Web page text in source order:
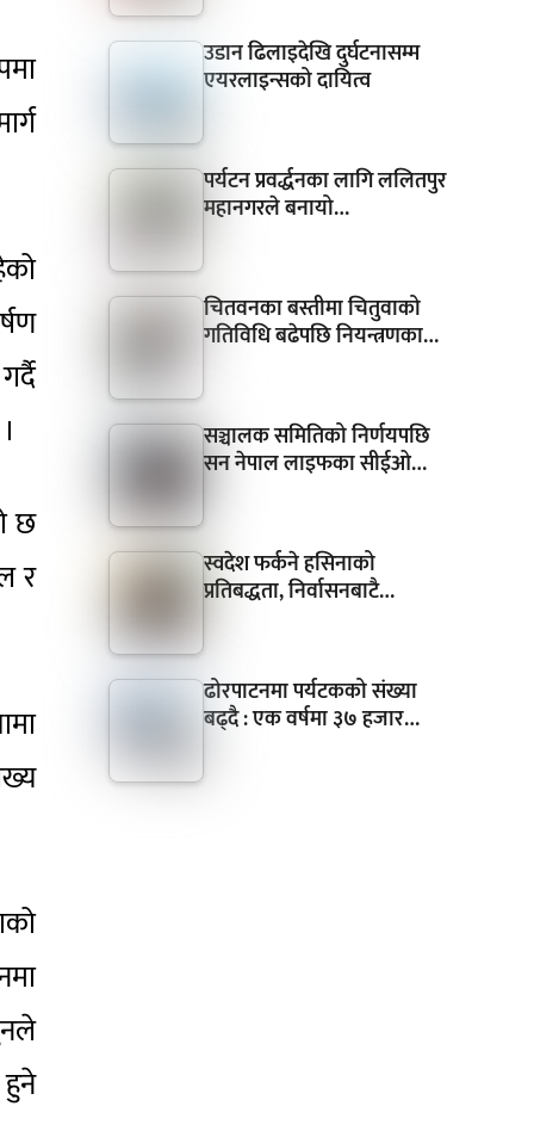
छ
र
उडान ढिलाइदेखि दुर्घटनासम्म
एयरलाइन्सको दायित्व
पर्यटन प्रवर्द्धनका लागि ललितपुर
महानगरले बनायो…
चितवनका बस्तीमा चितुवाको
गतिविधि बढेपछि नियन्त्रणका…
सञ्चालक समितिको निर्णयपछि
सन नेपाल लाइफका सीईओ…
स्वदेश फर्कने हसिनाको
प्रतिबद्धता, निर्वासनबाटै…
ढोरपाटनमा पर्यटकको संख्या
बढ्दै : एक वर्षमा ३७ हजार…